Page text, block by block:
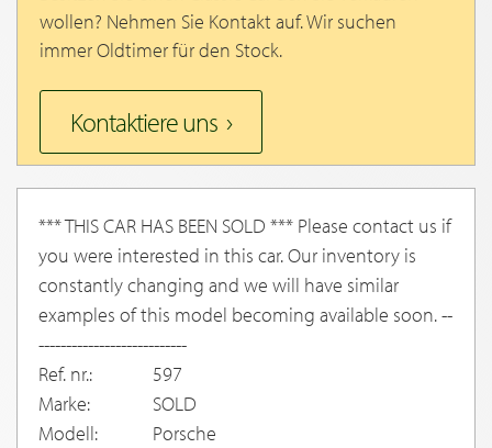
wollen? Nehmen Sie Kontakt auf. Wir suchen
immer Oldtimer für den Stock.
Kontaktiere uns
*** THIS CAR HAS BEEN SOLD *** Please contact us if
you were interested in this car. Our inventory is
constantly changing and we will have similar
examples of this model becoming available soon. --
---------------------------
Ref. nr.:
597
Marke:
SOLD
Modell:
Porsche